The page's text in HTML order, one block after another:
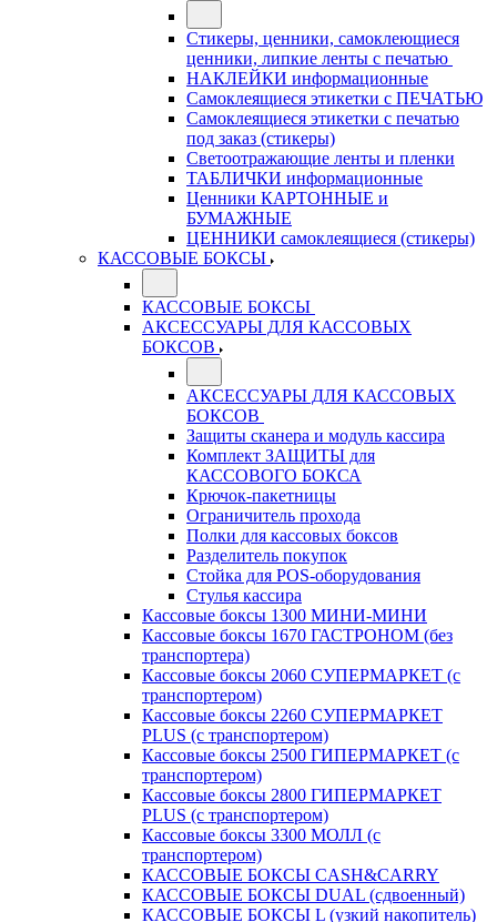
Стикеры, ценники, самоклеющиеся
ценники, липкие ленты с печатью
НАКЛЕЙКИ информационные
Самоклеящиеся этикетки с ПЕЧАТЬЮ
Самоклеящиеся этикетки с печатью
под заказ (стикеры)
Светоотражающие ленты и пленки
ТАБЛИЧКИ информационные
Ценники КАРТОННЫЕ и
БУМАЖНЫЕ
ЦЕННИКИ самоклеящиеся (стикеры)
КАССОВЫЕ БОКСЫ
КАССОВЫЕ БОКСЫ
АКСЕССУАРЫ ДЛЯ КАССОВЫХ
БОКСОВ
АКСЕССУАРЫ ДЛЯ КАССОВЫХ
БОКСОВ
Защиты сканера и модуль кассира
Комплект ЗАЩИТЫ для
КАССОВОГО БОКСА
Крючок-пакетницы
Ограничитель прохода
Полки для кассовых боксов
Разделитель покупок
Стойка для POS-оборудования
Стулья кассира
Кассовые боксы 1300 МИНИ-МИНИ
Кассовые боксы 1670 ГАСТРОНОМ (без
транспортера)
Кассовые боксы 2060 СУПЕРМАРКЕТ (с
транспортером)
Кассовые боксы 2260 СУПЕРМАРКЕТ
PLUS (с транспортером)
Кассовые боксы 2500 ГИПЕРМАРКЕТ (с
транспортером)
Кассовые боксы 2800 ГИПЕРМАРКЕТ
PLUS (с транспортером)
Кассовые боксы 3300 МОЛЛ (с
транспортером)
КАССОВЫЕ БОКСЫ CASH&CARRY
КАССОВЫЕ БОКСЫ DUAL (сдвоенный)
КАССОВЫЕ БОКСЫ L (узкий накопитель)